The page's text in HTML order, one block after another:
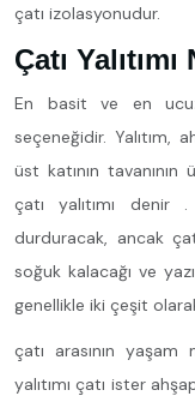
çatı izolasyonudur.
Çatı
En basit ve en ucuz
seçeneğidir. Yalıtım,
üst katının
çatı yalıtımı denir
durduracak, ancak çatı
soğuk kalacağı ve
genellikle iki çeşit
çatı arasının yaşam
yalıtımı çatı ister